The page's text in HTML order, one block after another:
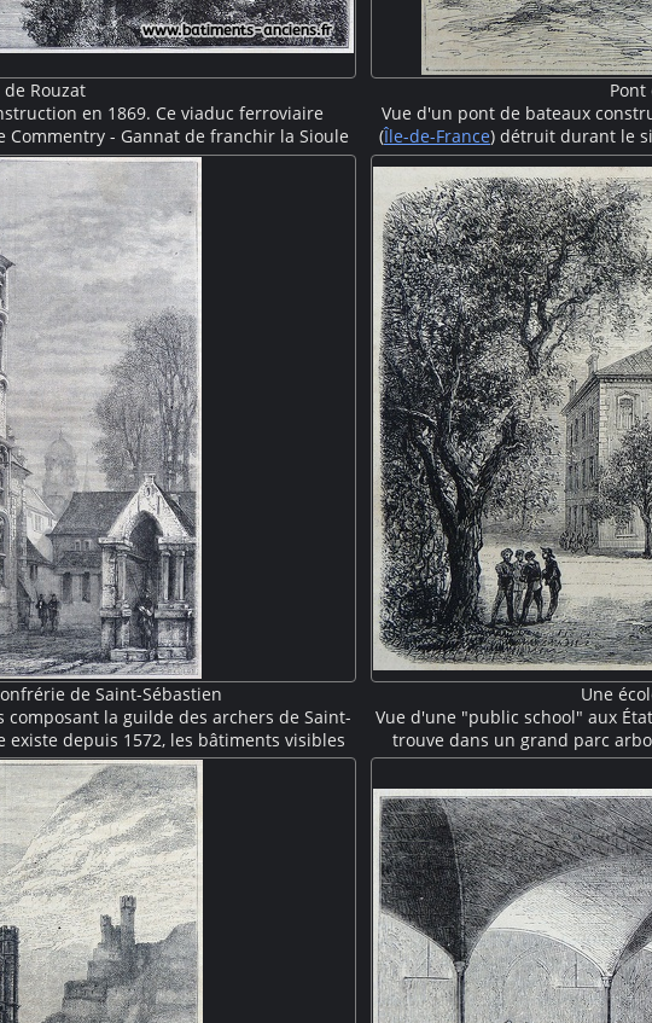
de Rouzat
en 1869. Ce viaduc ferroviaire
- Gannat de franchir la Sioule
en métal, y compris ses deux
Eiffel. On voit une travée et la seconde
est installée au bout du porte-à-faux.
visible au pied du nouveau viaduc.
Pont
Vue d'un pont de bateaux
(Île-de-France) détruit durant le
solidement arrimées
soldat et quelques civils
piles et quelques travées sont
habitations
de Saint-Sébastien
la guilde des archers de Saint-
existe depuis 1572, les bâtiments visibles
à un vaste remaniement mené
Louis Delacenserie. La tour hexagonale
cet ensemble architectural.
Une
Vue d'une "public school" aux
trouve dans un grand parc
porche avec quatre colonnes,
grand fronton triangulaire où
d'étudiants se